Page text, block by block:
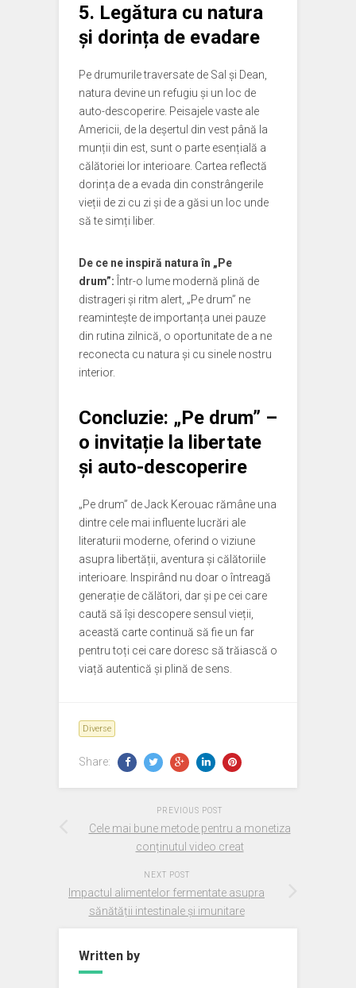
5. Legătura cu natura
și dorința de evadare
Pe drumurile traversate de Sal și Dean,
natura devine un refugiu și un loc de
auto-descoperire. Peisajele vaste ale
Americii, de la deșertul din vest până la
munții din est, sunt o parte esențială a
călătoriei lor interioare. Cartea reflectă
dorința de a evada din constrângerile
vieții de zi cu zi și de a găsi un loc unde
să te simți liber.
De ce ne inspiră natura în „Pe
drum”: Într-o lume modernă plină de
distrageri și ritm alert, „Pe drum” ne
reamintește de importanța unei pauze
din rutina zilnică, o oportunitate de a ne
reconecta cu natura și cu sinele nostru
interior.
Concluzie: „Pe drum” –
o invitație la libertate
și auto-descoperire
„Pe drum” de Jack Kerouac rămâne una
dintre cele mai influente lucrări ale
literaturii moderne, oferind o viziune
asupra libertății, aventura și călătoriile
interioare. Inspirând nu doar o întreagă
generație de călători, dar și pe cei care
caută să își descopere sensul vieții,
această carte continuă să fie un far
pentru toți cei care doresc să trăiască o
viață autentică și plină de sens.
Diverse
Share:
PREVIOUS POST
Cele mai bune metode pentru a monetiza
conținutul video creat
NEXT POST
Impactul alimentelor fermentate asupra
sănătății intestinale și imunitare
Written by